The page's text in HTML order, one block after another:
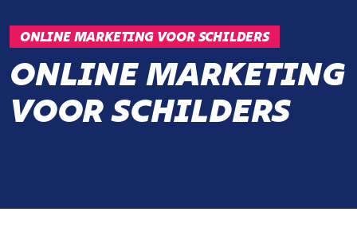
ONLINE MARKETING VOOR SCHILDERS
ONLINE MARKETING
VOOR SCHILDERS